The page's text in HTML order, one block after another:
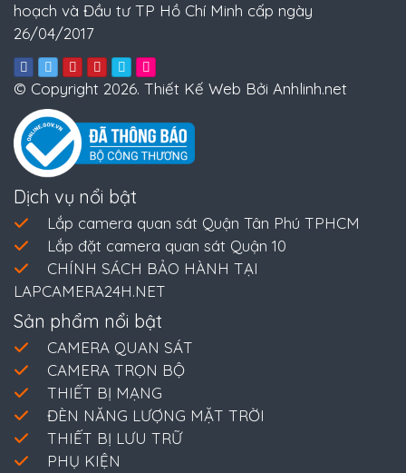
hoạch và Đầu tư TP Hồ Chí Minh cấp ngày
26/04/2017
© Copyright 2026. Thiết Kế Web Bởi Anhlinh.net
Dịch vụ nổi bật
Lắp camera quan sát Quận Tân Phú TPHCM
Lắp đặt camera quan sát Quận 10
CHÍNH SÁCH BẢO HÀNH TẠI
LAPCAMERA24H.NET
Sản phẩm nổi bật
CAMERA QUAN SÁT
CAMERA TRỌN BỘ
THIẾT BỊ MẠNG
ĐÈN NĂNG LƯỢNG MẶT TRỜI
THIẾT BỊ LƯU TRỮ
PHỤ KIỆN